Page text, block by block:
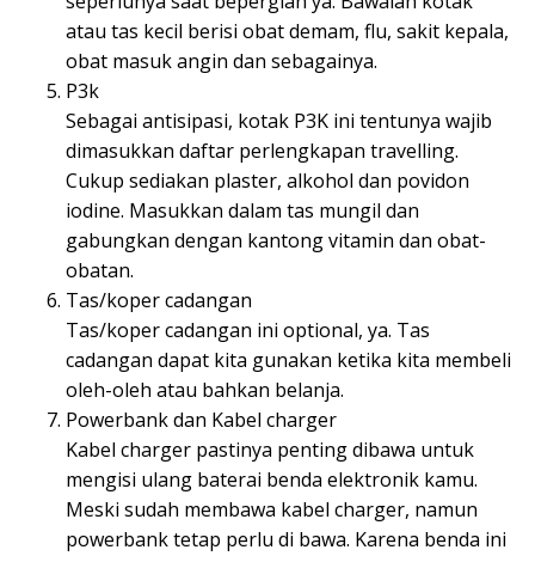
atau tas kecil berisi obat demam, flu, sakit kepala,
obat masuk angin dan sebagainya.
P3k
Sebagai antisipasi, kotak P3K ini tentunya wajib
dimasukkan daftar perlengkapan travelling.
Cukup sediakan plaster, alkohol dan povidon
iodine. Masukkan dalam tas mungil dan
gabungkan dengan kantong vitamin dan obat-
obatan.
Tas/koper cadangan
Tas/koper cadangan ini optional, ya. Tas
cadangan dapat kita gunakan ketika kita membeli
oleh-oleh atau bahkan belanja.
Powerbank dan Kabel charger
Kabel charger pastinya penting dibawa untuk
mengisi ulang baterai benda elektronik kamu.
Meski sudah membawa kabel charger, namun
powerbank tetap perlu di bawa. Karena benda ini